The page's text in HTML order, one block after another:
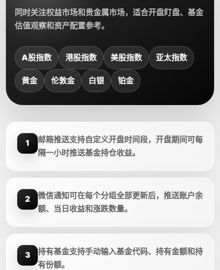
同时关注权益市场和贵金属市场，适合开盘盯盘、基金
估值观察和资产配置参考。
A股指数 港股指数 美股指数 亚太指数
黄金 伦敦金 白银 铂金
1
邮箱推送支持自定义开盘时间段，开盘期间可每
隔一小时推送基金持仓收益。
2
微信通知可在每个分组全部更新后，推送账户余
额、当日收益和涨跌数量。
3
持有基金支持手动输入基金代码、持有金额和持
有份额。